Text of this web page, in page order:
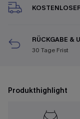
RÜCKGABE &
30 Tage Frist
Produkthighlight